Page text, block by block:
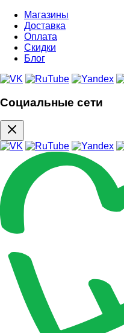
Магазины
Доставка
Оплата
Скидки
Блог
Социальные сети